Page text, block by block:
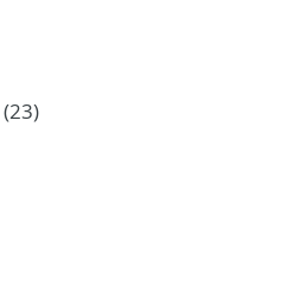
(23)